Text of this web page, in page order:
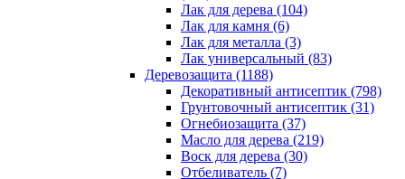
Лак для дерева (104)
Лак для камня (6)
Лак для металла (3)
Лак универсальный (83)
Деревозащита (1188)
Декоративный антисептик (798)
Грунтовочный антисептик (31)
Огнебиозащита (37)
Масло для дерева (219)
Воск для дерева (30)
Отбеливатель (7)